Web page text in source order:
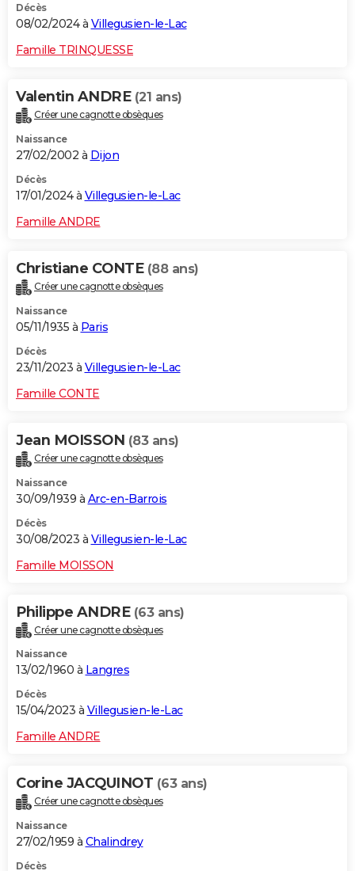
Décès
08/02/2024 à Villegusien-le-Lac
Famille TRINQUESSE
Valentin ANDRE (21 ans)
Créer une cagnotte obsèques
Naissance
27/02/2002 à Dijon
Décès
17/01/2024 à Villegusien-le-Lac
Famille ANDRE
Christiane CONTE (88 ans)
Créer une cagnotte obsèques
Naissance
05/11/1935 à Paris
Décès
23/11/2023 à Villegusien-le-Lac
Famille CONTE
Jean MOISSON (83 ans)
Créer une cagnotte obsèques
Naissance
30/09/1939 à Arc-en-Barrois
Décès
30/08/2023 à Villegusien-le-Lac
Famille MOISSON
Philippe ANDRE (63 ans)
Créer une cagnotte obsèques
Naissance
13/02/1960 à Langres
Décès
15/04/2023 à Villegusien-le-Lac
Famille ANDRE
Corine JACQUINOT (63 ans)
Créer une cagnotte obsèques
Naissance
27/02/1959 à Chalindrey
Décès